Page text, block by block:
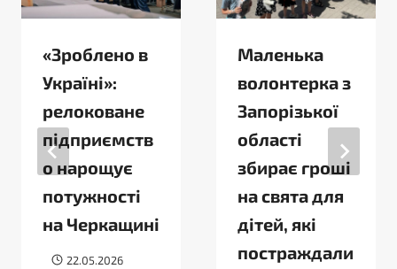
«Зроблено в
Україні»:
релоковане
підприємств
о нарощує
потужності
на Черкащині
22.05.2026
Маленька
волонтерка з
Запорізької
області
збирає гроші
на свята для
дітей, які
постраждали